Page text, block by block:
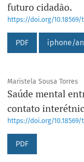
futuro cidadão.
https://doi.org/10.18569/
PDF iphone/
Maristela Sousa Torres
Saúde mental
contato
https://doi.org/10.18569/
PDF